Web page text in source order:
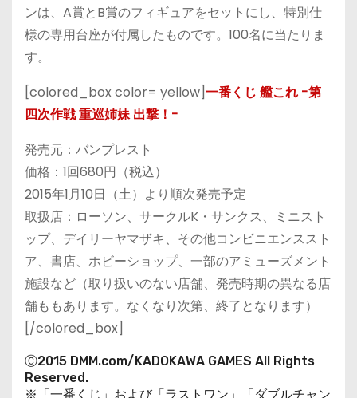
ンは、A賞とB賞のフィギュアをセットにし、特別仕
様の専用台座が付属したものです。100名に当たりま
す。
[colored_box color= yellow]一番くじ 艦これ -第
四次作戦 重巡姉妹 出撃！-
発売元：バンプレスト
価格：1回680円（税込）
2015年1月10日（土）より順次発売予定
取扱店：ローソン、サークルK・サンクス、ミニスト
ップ、デイリーヤマザキ、その他コンビニエンススト
ア、書店、ホビーショップ、一部のアミューズメント
施設など（取り扱いのない店舗、発売時期の異なる店
舗ももあります。なくなり次第、終了となります）
[/colored_box]
Ⓒ2015 DMM.com/KADOKAWA GAMES All Rights
Reserved.
※「一番くじ」および「ラストワン」「ダブルチャン